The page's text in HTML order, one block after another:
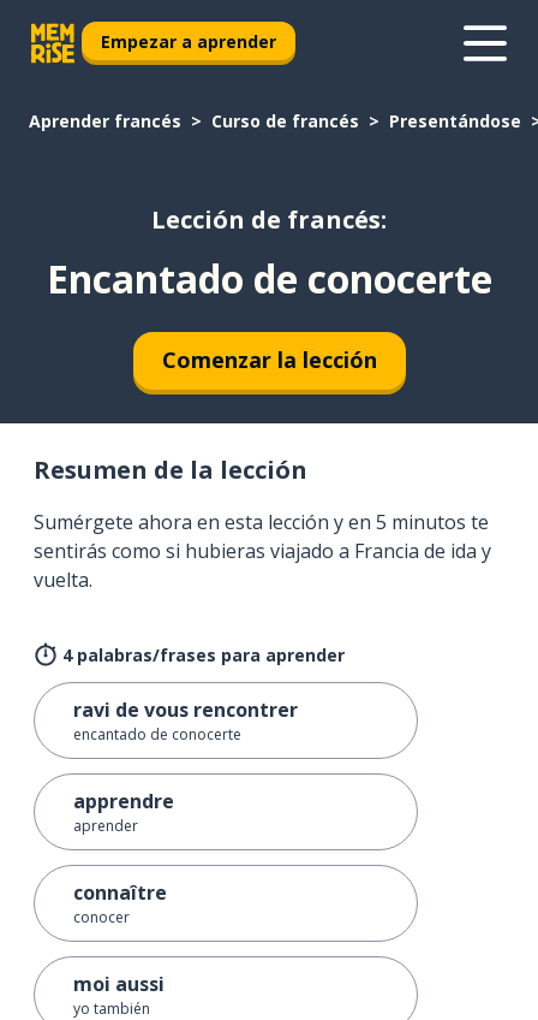
Empezar a aprender
Aprender francés Curso de francés Presentándose
Lección de francés:
Encantado de conocerte
Comenzar la lección
Resumen de la lección
Sumérgete ahora en esta lección y en 5 minutos te
sentirás como si hubieras viajado a Francia de ida y
vuelta.
4 palabras/frases para aprender
ravi de vous rencontrer
encantado de conocerte
apprendre
aprender
connaître
conocer
moi aussi
yo también